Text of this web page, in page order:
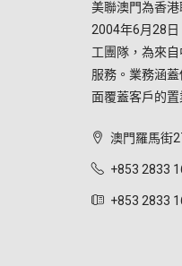
美聯澳門為香
2004年6月28日
工團隊，為來
服務。業務涵
面覆蓋客戶的置
澳門羅馬街
+853 2833
+853 2833